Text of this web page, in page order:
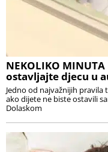
NEKOLIKO
ostavljajte djecu u
Jedno od najvažnijih
ako dijete ne biste ostavili
Dolaskom